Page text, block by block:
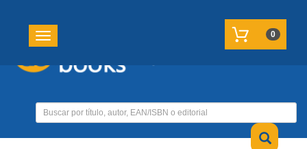
Toggle navigation 0